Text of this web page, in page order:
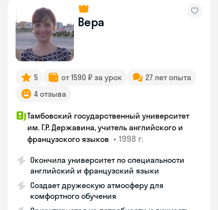
Вера
5 от 1590 ₽ за урок
27 лет опыта
4 отзыва
Тамбовский государственный университет
им. Г.Р. Державина, учитель английского и
французского языков • 1998 г.
Окончила университет по специальности
английский и французский языки
Создает дружескую атмосферу для
комфортного обучения